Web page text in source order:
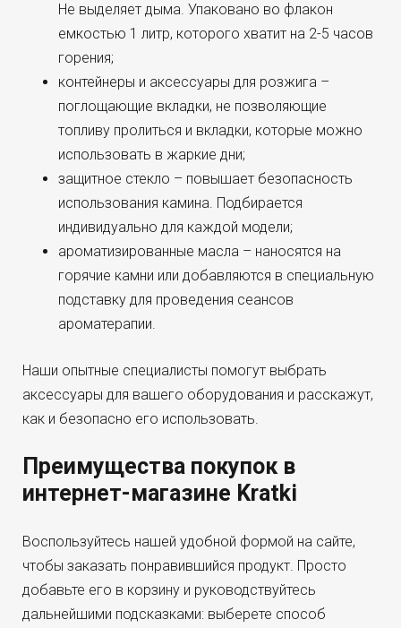
Не выделяет дыма. Упаковано во флакон
емкостью 1 литр, которого хватит на 2-5 часов
горения;
контейнеры и аксессуары для розжига –
поглощающие вкладки, не позволяющие
топливу пролиться и вкладки, которые можно
использовать в жаркие дни;
защитное стекло – повышает безопасность
использования камина. Подбирается
индивидуально для каждой модели;
ароматизированные масла – наносятся на
горячие камни или добавляются в специальную
подставку для проведения сеансов
ароматерапии.
Наши опытные специалисты помогут выбрать
аксессуары для вашего оборудования и расскажут,
как и безопасно его использовать.
Преимущества покупок в
интернет-магазине Kratki
Воспользуйтесь нашей удобной формой на сайте,
чтобы заказать понравившийся продукт. Просто
добавьте его в корзину и руководствуйтесь
дальнейшими подсказками: выберете способ